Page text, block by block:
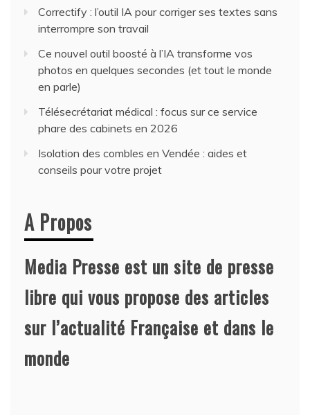
Correctify : l’outil IA pour corriger ses textes sans
interrompre son travail
Ce nouvel outil boosté à l’IA transforme vos
photos en quelques secondes (et tout le monde
en parle)
Télésecrétariat médical : focus sur ce service
phare des cabinets en 2026
Isolation des combles en Vendée : aides et
conseils pour votre projet
A Propos
Media Presse est un site de presse
libre qui vous propose des articles
sur l’actualité Française et dans le
monde